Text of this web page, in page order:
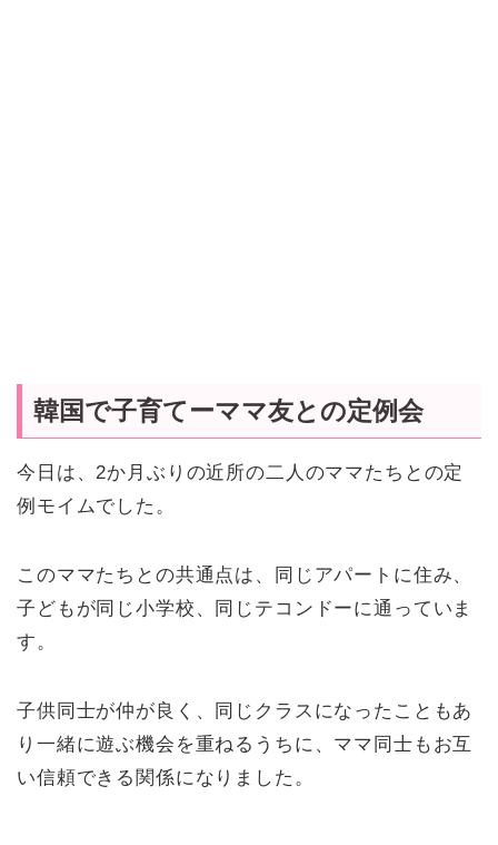
韓国で子育てーママ友との定例会
今日は、2か月ぶりの近所の二人のママたちとの定
例モイムでした。
このママたちとの共通点は、同じアパートに住み、
子どもが同じ小学校、同じテコンドーに通っていま
す。
子供同士が仲が良く、同じクラスになったこともあ
り一緒に遊ぶ機会を重ねるうちに、ママ同士もお互
い信頼できる関係になりました。